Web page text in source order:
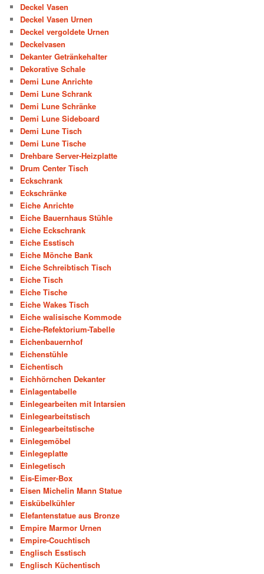
Deckel Vasen
Deckel Vasen Urnen
Deckel vergoldete Urnen
Deckelvasen
Dekanter Getränkehalter
Dekorative Schale
Demi Lune Anrichte
Demi Lune Schrank
Demi Lune Schränke
Demi Lune Sideboard
Demi Lune Tisch
Demi Lune Tische
Drehbare Server-Heizplatte
Drum Center Tisch
Eckschrank
Eckschränke
Eiche Anrichte
Eiche Bauernhaus Stühle
Eiche Eckschrank
Eiche Esstisch
Eiche Mönche Bank
Eiche Schreibtisch Tisch
Eiche Tisch
Eiche Tische
Eiche Wakes Tisch
Eiche walisische Kommode
Eiche-Refektorium-Tabelle
Eichenbauernhof
Eichenstühle
Eichentisch
Eichhörnchen Dekanter
Einlagentabelle
Einlegearbeiten mit Intarsien
Einlegearbeitstisch
Einlegearbeitstische
Einlegemöbel
Einlegeplatte
Einlegetisch
Eis-Eimer-Box
Eisen Michelin Mann Statue
Eiskübelkühler
Elefantenstatue aus Bronze
Empire Marmor Urnen
Empire-Couchtisch
Englisch Esstisch
Englisch Küchentisch